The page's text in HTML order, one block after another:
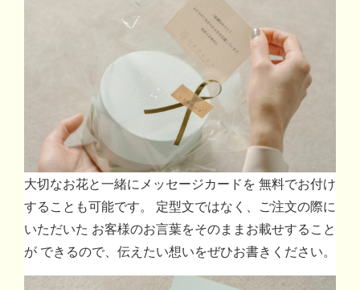
大切なお花と一緒にメッセージカードを 無料でお付け
することも可能です。 定型文ではなく、ご注文の際に
いただいた お客様のお言葉をそのままお載せすること
が できるので、伝えたい想いをぜひお書きください。